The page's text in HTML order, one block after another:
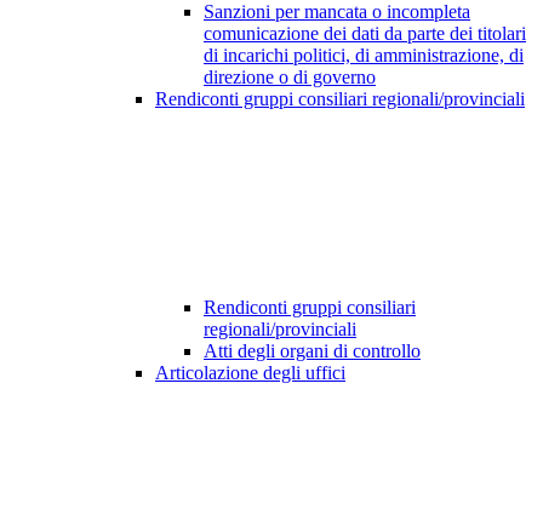
Sanzioni per mancata o incompleta
comunicazione dei dati da parte dei titolari
di incarichi politici, di amministrazione, di
direzione o di governo
Rendiconti gruppi consiliari regionali/provinciali
Rendiconti gruppi consiliari
regionali/provinciali
Atti degli organi di controllo
Articolazione degli uffici